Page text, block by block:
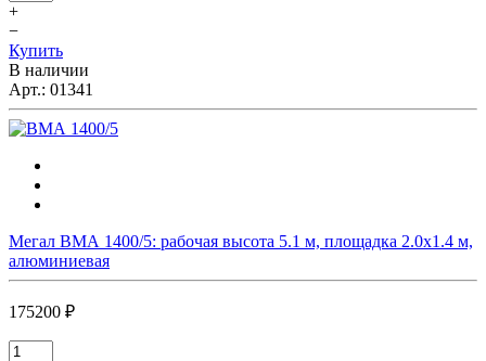
+
−
Купить
В наличии
Арт.: 01341
Мегал ВМА 1400/5: рабочая высота 5.1 м, площадка 2.0х1.4 м,
алюминиевая
175200 ₽